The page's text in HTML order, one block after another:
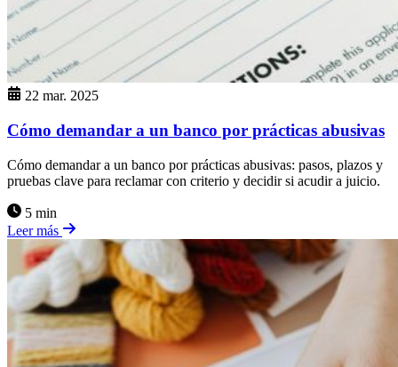
22 mar. 2025
Cómo demandar a un banco por prácticas abusivas
Cómo demandar a un banco por prácticas abusivas: pasos, plazos y
pruebas clave para reclamar con criterio y decidir si acudir a juicio.
5 min
Leer más